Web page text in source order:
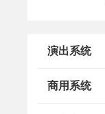
演出系统
商用系统